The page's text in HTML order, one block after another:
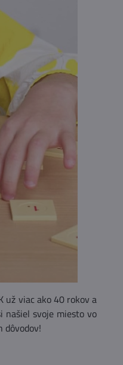
už viac ako 40 rokov a
našiel svoje miesto vo
dôvodov!